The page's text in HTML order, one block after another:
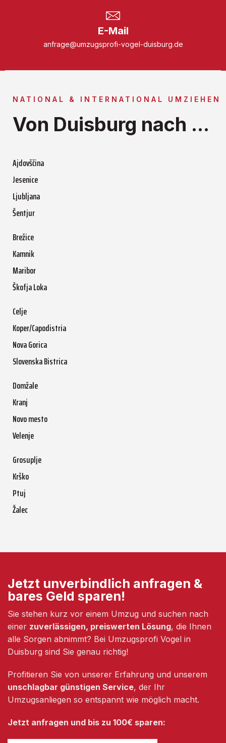
E-Mail
anfrage@umzugsprofi-vogel-duisburg.de
NATIONAL & INTERNATIONAL UMZIEHEN
Von Duisburg nach ...
Ajdovščina
Jesenice
Ljubljana
Šentjur
Brežice
Kamnik
Maribor
Škofja Loka
Celje
Koper/Capodistria
Nova Gorica
Slovenska Bistrica
Domžale
Kranj
Novo mesto
Velenje
Grosuplje
Krško
Ptuj
Žalec
Jetzt unverbindlich anfragen &
bares Geld sparen!
Sie stehen kurz vor einem Umzug und suchen nach
einer zuverlässigen, preiswerten Lösung, die Ihnen
alle Sorgen abnimmt? Bei Umzugsprofi Vogel in
Duisburg sind Sie genau richtig!
Profitieren Sie von unserer Erfahrung und unserem
unschlagbar günstigen Service, der Ihr
Umzugsanliegen so entspannt wie möglich macht.
Jetzt anfragen und bis zu 100€ sparen: